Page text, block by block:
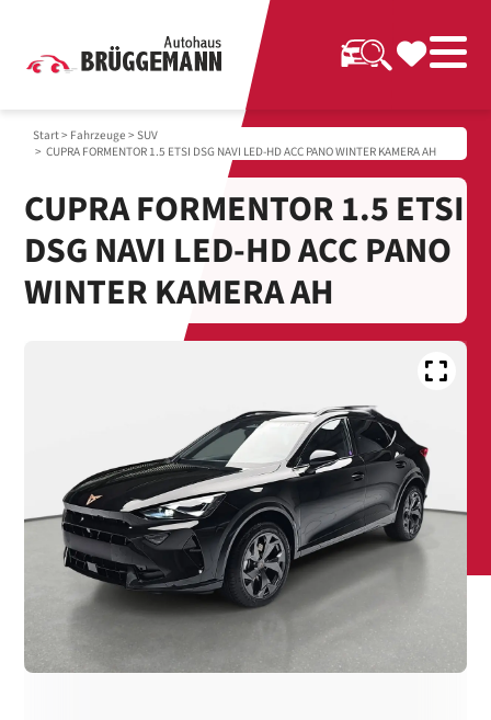
Start> Fahrzeuge > SUV
> CUPRA FORMENTOR 1.5 ETSI DSG NAVI LED-HD ACC PANO WINTER KAMERA AH
CUPRA FORMENTOR 1.5 ETSI
DSG NAVI LED-HD ACC PANO
WINTER KAMERA AH